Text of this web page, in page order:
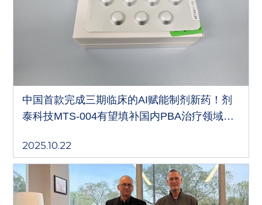
中国首款完成三期临床的AI赋能制剂新药！剂
泰科技MTS-004有望填补国内PBA治疗领域药
2025.10.22